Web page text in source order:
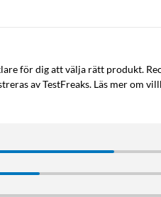
för dig att välja rätt produkt.
av TestFreaks. Läs mer om